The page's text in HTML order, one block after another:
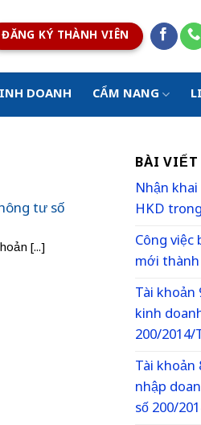
ĐĂNG KÝ THÀNH VIÊN
DOANH CẨM NANG
tư số
[...]
BÀI
Nhận
HKD
Công
mới
Tài
kinh
200/
Tài
nhập
số 200/